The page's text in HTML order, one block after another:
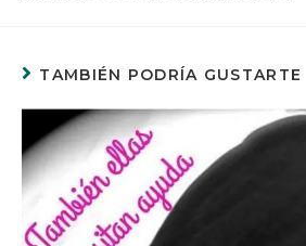
TAMBIÉN PODRÍA GUSTARTE